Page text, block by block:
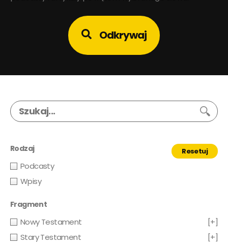
Odkrywaj
Resetuj
Rodzaj
Podcasty
Wpisy
Fragment
Nowy Testament
[+]
Stary Testament
[+]